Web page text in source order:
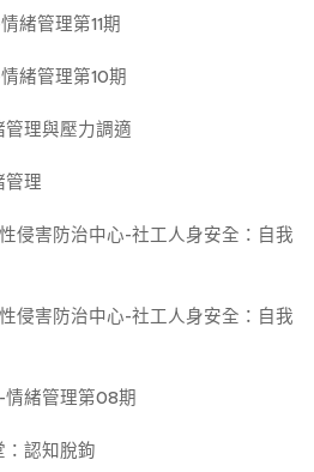
緒管理第11期
緒管理第10期
理與壓力調適
管理
侵害防治中心-社工人身安全：自我
侵害防治中心-社工人身安全：自我
緒管理第08期
認知脫鉤